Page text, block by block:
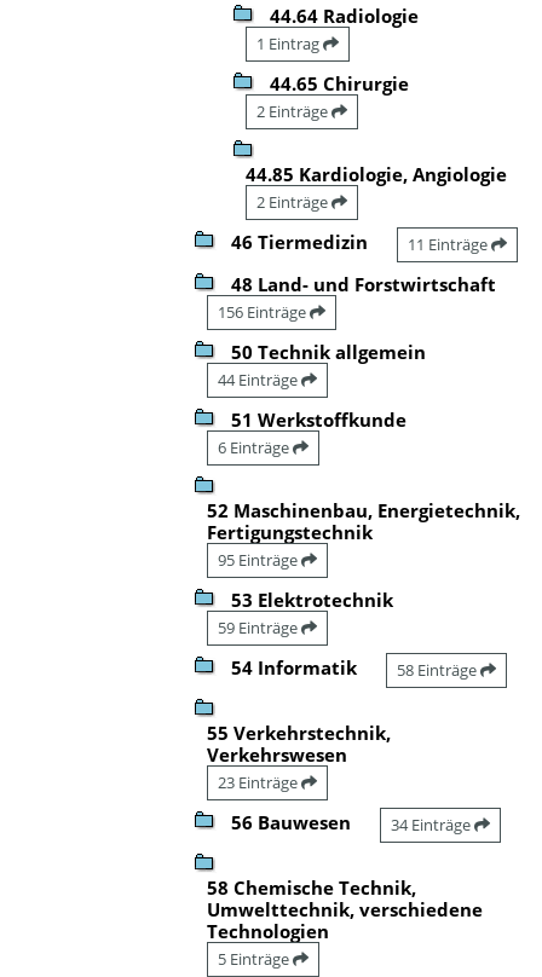
44.64 Radiologie
1 Eintrag
44.65 Chirurgie
2 Einträge
44.85 Kardiologie, Angiologie
2 Einträge
46 Tiermedizin 11 Einträge
48 Land- und Forstwirtschaft
156 Einträge
50 Technik allgemein
44 Einträge
51 Werkstoffkunde
6 Einträge
52 Maschinenbau, Energietechnik,
Fertigungstechnik
95 Einträge
53 Elektrotechnik
59 Einträge
54 Informatik 58 Einträge
55 Verkehrstechnik,
Verkehrswesen
23 Einträge
56 Bauwesen 34 Einträge
58 Chemische Technik,
Umwelttechnik, verschiedene
Technologien
5 Einträge